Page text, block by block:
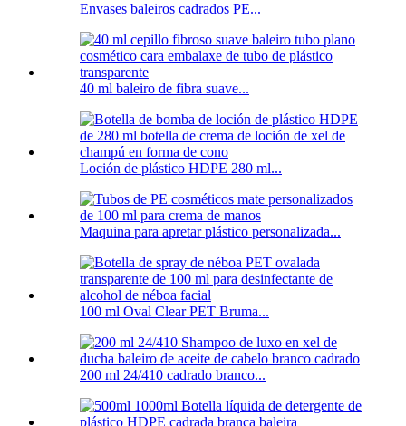
Envases baleiros cadrados PE...
40 ml baleiro de fibra suave...
Loción de plástico HDPE 280 ml...
Maquina para apretar plástico personalizada...
100 ml Oval Clear PET Bruma...
200 ml 24/410 cadrado branco...